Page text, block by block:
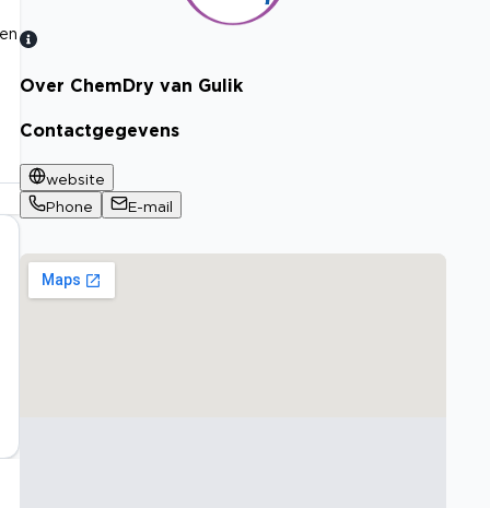
Bekijk certificaat
Over ChemDry van Gulik
Contactgegevens
website
Phone
E-mail